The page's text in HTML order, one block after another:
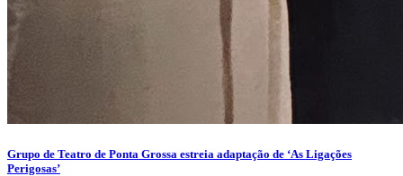
Grupo de Teatro de Ponta Grossa estreia adaptação de ‘As Ligações
Perigosas’